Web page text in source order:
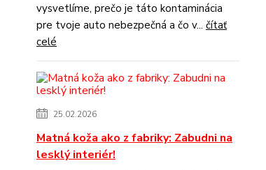
vysvetlíme, prečo je táto kontaminácia
pre tvoje auto nebezpečná a čo v... čítať
celé
25.02.2026
Matná koža ako z fabriky: Zabudni na
lesklý interiér!